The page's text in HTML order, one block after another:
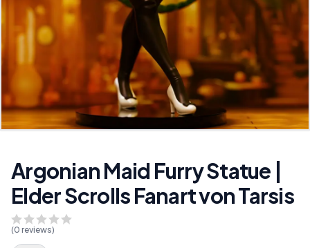
Argonian Maid Furry Statue |
Elder Scrolls Fanart von Tarsis
(0 reviews)